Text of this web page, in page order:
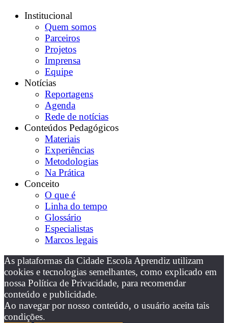
Institucional
Quem somos
Parceiros
Projetos
Imprensa
Equipe
Notícias
Reportagens
Agenda
Rede de notícias
Conteúdos Pedagógicos
Materiais
Experiências
Metodologias
Na Prática
Conceito
O que é
Linha do tempo
Glossário
Especialistas
Marcos legais
As plataformas da Cidade Escola Aprendiz utilizam
cookies e tecnologias semelhantes, como explicado em
nossa Política de Privacidade, para recomendar
conteúdo e publicidade.
Ao navegar por nosso conteúdo, o usuário aceita tais
condições.